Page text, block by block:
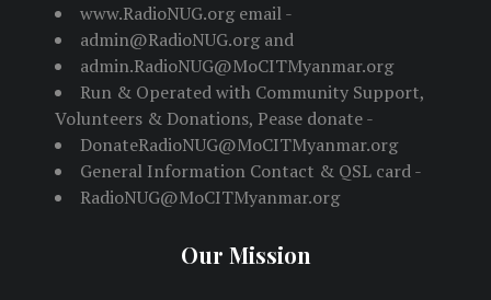
www.RadioNUG.org email -
admin@RadioNUG.org and
admin.RadioNUG@MoCITMyanmar.org
Run & Operated with Community Support,
Volunteers & Donations, Pease donate -
DonateRadioNUG@MoCITMyanmar.org
General Information Contact & QSL card -
RadioNUG@MoCITMyanmar.org
Our Mission